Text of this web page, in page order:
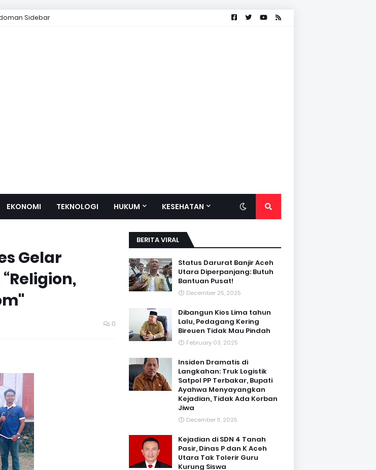
Sidebar
EKONOMI TEKNOLOGI HUKUM KESEHATAN
Gelar
0
BERITA VIRAL
Status Darurat Banjir Aceh
Utara Diperpanjang: Butuh
Bantuan Pusat!
December 25, 2025
Dibangun Kios Lima tahun
Lalu, Pedagang Kering
Bireuen Tidak Mau Pindah
February 03, 2025
Insiden Dramatis di
Langkahan: Truk Logistik
Satpol PP Terbakar, Bupati
Ayahwa Menyayangkan
Kejadian, Tidak Ada Korban
Jiwa
December 11, 2025
Kejadian di SDN 4 Tanah
Pasir, Dinas P dan K Aceh
Utara Tak Tolerir Guru
Kurung Siswa